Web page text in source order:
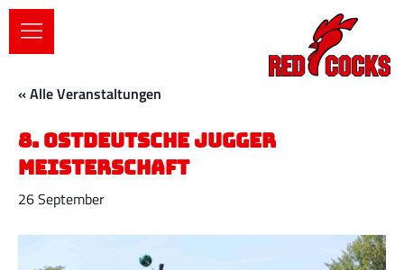
« Alle Veranstaltungen
8. Ostdeutsche Jugger
Meisterschaft
26 September